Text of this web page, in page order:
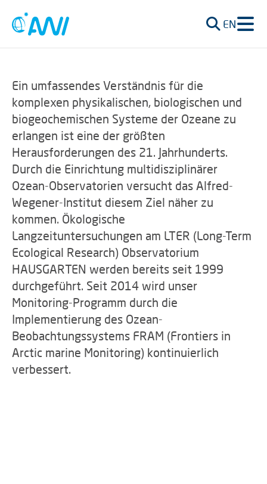
EN
Ein umfassendes Verständnis für die
komplexen physikalischen, biologischen und
biogeochemischen Systeme der Ozeane zu
erlangen ist eine der größten
Herausforderungen des 21. Jahrhunderts.
Durch die Einrichtung multidisziplinärer
Ozean-Observatorien versucht das Alfred-
Wegener-Institut diesem Ziel näher zu
kommen. Ökologische
Langzeituntersuchungen am LTER (Long-Term
Ecological Research) Observatorium
HAUSGARTEN werden bereits seit 1999
durchgeführt. Seit 2014 wird unser
Monitoring-Programm durch die
Implementierung des Ozean-
Beobachtungssystems FRAM (Frontiers in
Arctic marine Monitoring) kontinuierlich
verbessert.